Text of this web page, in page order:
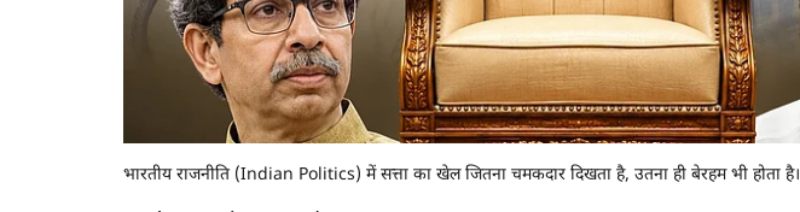
भारतीय राजनीति (Indian Politics) में सत्ता का खेल जितना चमकदार दिखता है, उतना ही बेरहम भी होता है।